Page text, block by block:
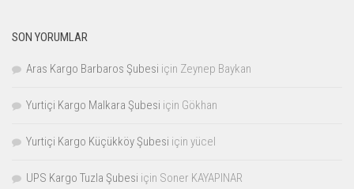
SON YORUMLAR
Aras Kargo Barbaros Şubesi için Zeynep Baykan
Yurtiçi Kargo Malkara Şubesi için Gökhan
Yurtiçi Kargo Küçükköy Şubesi için yücel
UPS Kargo Tuzla Şubesi için Soner KAYAPINAR